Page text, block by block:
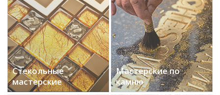
Стекольные
мастерские
Мастерские по
камню